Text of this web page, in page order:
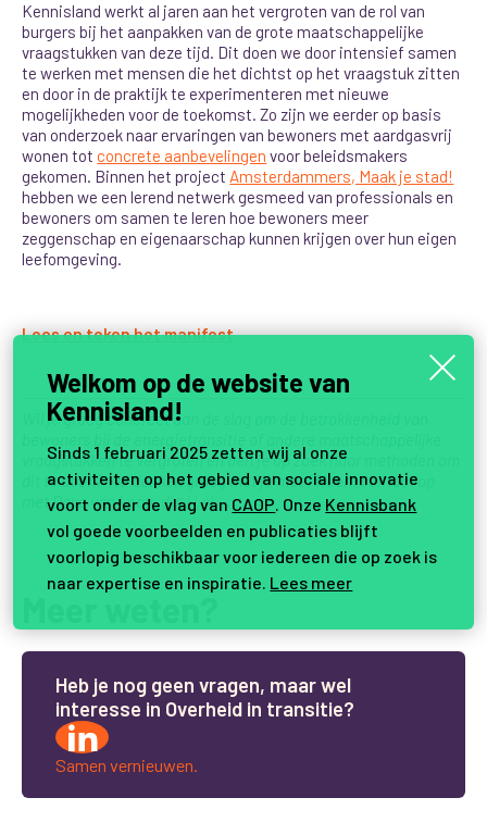
Kennisland werkt al jaren aan het vergroten van de rol van
burgers bij het aanpakken van de grote maatschappelijke
vraagstukken van deze tijd. Dit doen we door intensief samen
te werken met mensen die het dichtst op het vraagstuk zitten
en door in de praktijk te experimenteren met nieuwe
mogelijkheden voor de toekomst. Zo zijn we eerder op basis
van onderzoek naar ervaringen van bewoners met aardgasvrij
wonen tot concrete aanbevelingen voor beleidsmakers
gekomen. Binnen het project Amsterdammers, Maak je stad!
hebben we een lerend netwerk gesmeed van professionals en
bewoners om samen te leren hoe bewoners meer
zeggenschap en eigenaarschap kunnen krijgen over hun eigen
leefomgeving.
Lees en teken het manifest
Wil je graag concreet aan de slag om de betrokkenheid van
vraagstukken te vergroten en ben je op zoek naar methoden om
dit te doen? We denken graag met je mee! Neem contact op
met Dave van Loon, dl@kl.nl
Heb je nog geen vragen, maarwel
interesse in Overheid in transitie?
Samen vernieuwen.
Welkom op de website van
Kennisland!
Sinds 1 februari 2025 zetten wij al onze
activiteiten op het gebied van sociale innovatie
voort onder de vlag van CAOP . Onze Kennisbank
vol goede voorbeelden en publicaties blijft
voorlopig beschikbaar voor iedereen die op zoek is
naar expertise en inspiratie. Lees meer